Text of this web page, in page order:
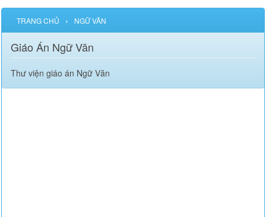
TRANG CHỦ › NGỮ VĂN
Giáo Án Ngữ Văn
Thư viện giáo án Ngữ Văn